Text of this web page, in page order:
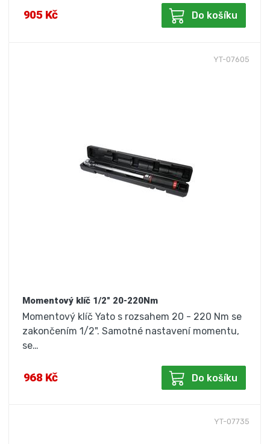
905 Kč Do košíku
YT-07605
Momentový klíč 1/2" 20-220Nm
Momentový klíč Yato s rozsahem 20 - 220 Nm se
zakončením 1/2". Samotné nastavení momentu,
se…
968 Kč Do košíku
YT-07735